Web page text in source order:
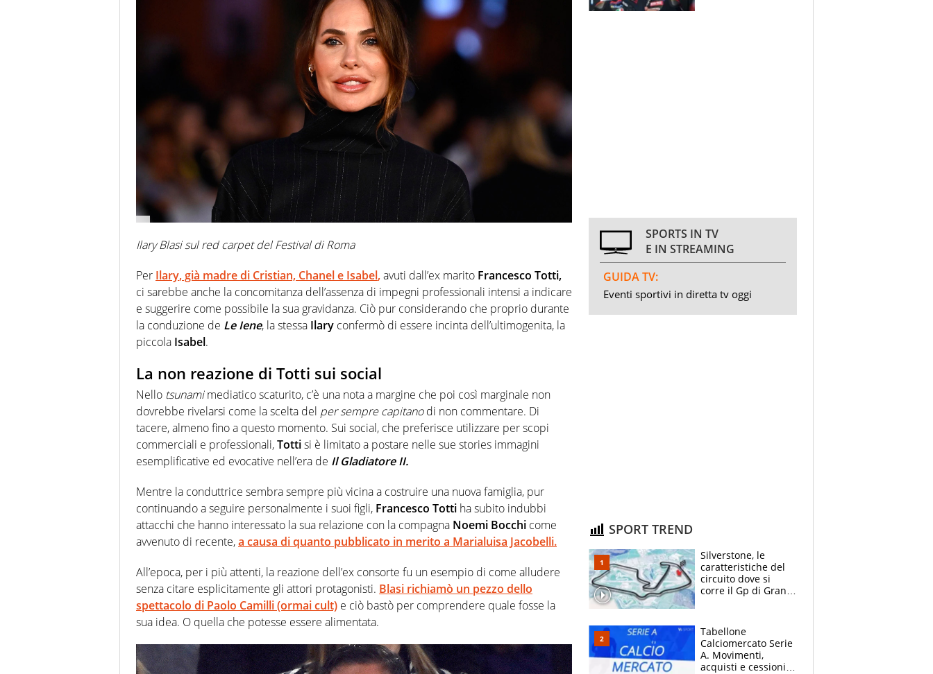
Ilary Blasi sul red carpet del Festival di Roma
Per Ilary, già madre di Cristian, Chanel e Isabel,avuti dall’ex marito Francesco Totti,
ci sarebbe anche la concomitanza dell’assenza di impegni professionali intensi a indicare
e suggerire come possibile la sua gravidanza. Ciò pur considerando che proprio durante
la conduzione de Le Iene, la stessa Ilary confermò di essere incinta dell’ultimogenita, la
piccola Isabel.
La non reazione di Totti sui social
Nello tsunamimediatico scaturito, c’è una nota a margine che poi così marginale non
dovrebbe rivelarsi come la scelta del per sempre capitanodi non commentare. Di
tacere, almeno fino a questo momento. Sui social, che preferisce utilizzare per scopi
commerciali e professionali,Tottisi è limitato a postare nelle sue stories immagini
esemplificative ed evocative nell’era de Il Gladiatore II.
Mentre la conduttrice sembra sempre più vicina a costruire una nuova famiglia, pur
continuando a seguire personalmente i suoi figli, Francesco Totti ha subito indubbi
attacchi che hanno interessato la sua relazione con la compagna Noemi Bocchi come
avvenuto di recente,a causa di quanto pubblicato in merito a Marialuisa Jacobelli.
All’epoca, per i più attenti, la reazione dell’ex consorte fu un esempio di come alludere
senza citare esplicitamente gli attori protagonisti. Blasi richiamò un pezzo dello
spettacolo di Paolo Camilli(ormai cult) e ciò bastò per comprendere quale fosse la
sua idea. O quella che potesse essere alimentata.
SPORTS IN TV
E IN STREAMING
GUIDA TV:
Eventi sportivi in diretta tv oggi
SPORT TREND
Silverstone, le
caratteristiche del
circuito dove si
corre il Gp di Gran
Tabellone
Calciomercato Serie
A. Movimenti,
acquisti e cessioni: